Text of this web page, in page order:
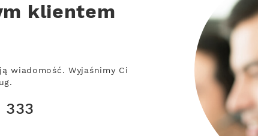
klientem
wiadomość. Wyjaśnimy Ci
333